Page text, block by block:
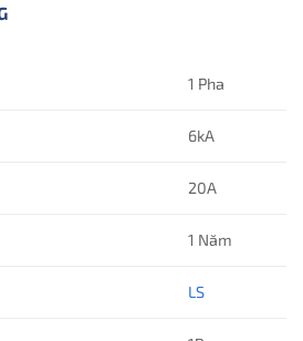
1 Pha
6kA
20A
1 Năm
LS